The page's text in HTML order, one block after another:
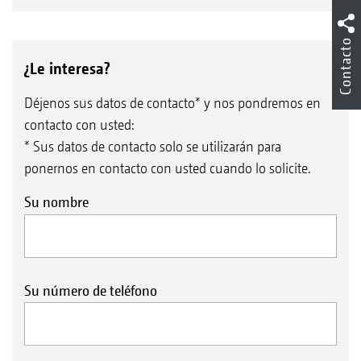
transporte por carretera
Precea 6000-2AFCC con cultivador rotativo KG 6002-2 y
Unidad posterior intercambiable – Grupos de
separación o rejas de siembra
¿Le interesa?
Déjenos sus datos de contacto* y nos pondremos en
contacto con usted:
* Sus datos de contacto solo se utilizarán para
ponernos en contacto con usted cuando lo solicite.
Su nombre
Su número de teléfono
Contacto